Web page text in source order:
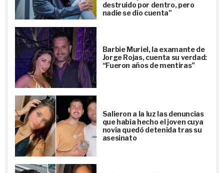
destruido por dentro, pero
nadie se dio cuenta"
Barbie Muriel, la examante de
Jorge Rojas, cuenta su verdad:
“Fueron años de mentiras”
Salieron a la luz las denuncias
que había hecho el joven cuya
novia quedó detenida tras su
asesinato